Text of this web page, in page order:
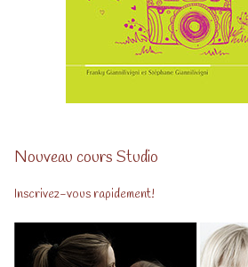
Nouveau cours Studio
Inscrivez-vous rapidement!